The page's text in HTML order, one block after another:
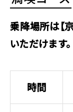
乗降場所は【
いただけます。
時間